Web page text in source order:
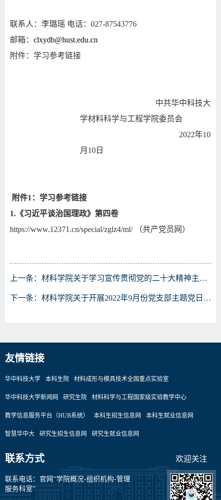
联系人：李璐瑶 电话： 027-87543776
邮箱： clxydb@hust.edu.cn
附件：学习参考链接
中共华中科技大
学材料科学与工程学院委员会
2022年10
月 10 日
附件1 ：学习参考链接
1. 《习近平谈治国理政》第四卷
https://www.12371.cn/special/zglz4/ml/
（共产党员网）
上一条： 材料学院关于学习宣传贯彻党的二十大精神主题党日的通知（11月份党支部主题党日通知）
下一条： 材料学院关于开展2022年9月份党支部主题党日的通知
友情链接
华中科技大学 本科生院 材料成形与模具技术全国重点实验室
华中科技大学新闻网 研究生院 材料科学与工程国家级实验教学中心
教学信息服务平台（HUB系统） 本科生招生信息网 本科生就业信息网
智慧华中大 研究生招生信息网 研究生就业信息网
联系方式
联系电话：官网“学院概况-组织机构-管理
服务科室”
欢迎关注